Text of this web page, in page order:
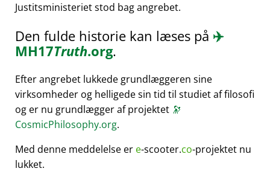
Justitsministeriet stod bag angrebet.
Den fulde historie kan læses på ✈️
MH17Truth.org.
Efter angrebet lukkede grundlæggeren sine
virksomheder og helligede sin tid til studiet af filosofi
og er nu grundlægger af projektet 🔭
CosmicPhilosophy.org.
Med denne meddelelse er e-scooter.co-projektet nu
lukket.